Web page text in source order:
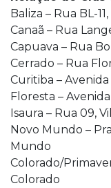
Baliza – Rua BL-
Canaã – Rua
Capuava – Rua
Cerrado – Rua
Curitiba –
Floresta –
Isaura – Rua 09,
Novo Mundo –
Mundo
Colorado/
Colorado